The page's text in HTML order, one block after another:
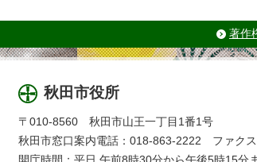
著作
秋田市役所
〒010-8560 秋田市山王一丁目1番1号
秋田市窓口案内電話：018-863-2222 ファク